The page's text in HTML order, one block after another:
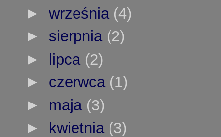
►września (4)
► sierpnia (2)
► lipca (2)
► czerwca (1)
► maja (3)
►
kwietnia (3)